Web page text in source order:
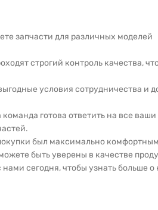
запчасти для различных моделей
строгий контроль качества,
условия сотрудничества и
готова ответить на все
был максимально
быть уверены в качестве
сегодня, чтобы узнать больше